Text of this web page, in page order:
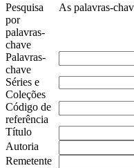
Pesquisa
por
palavras-
chave
As palavras-
Palavras-
chave
Séries e
Coleções
Código de
referência
Título
Autoria
Remetente